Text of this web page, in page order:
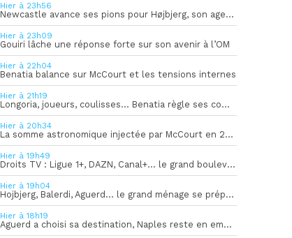
Hier à 23h56
Newcastle avance ses pions pour Højbjerg, son agent sort du silence
Hier à 23h09
Gouiri lâche une réponse forte sur son avenir à l’OM
Hier à 22h04
Benatia balance sur McCourt et les tensions internes
Hier à 21h19
Longoria, joueurs, coulisses… Benatia règle ses comptes !
Hier à 20h34
La somme astronomique injectée par McCourt en 2026 pour soutenir l’OM
Hier à 19h49
Droits TV : Ligue 1+, DAZN, Canal+… le grand bouleversement
Hier à 19h04
Hojbjerg, Balerdi, Aguerd… le grand ménage se prépare
Hier à 18h19
Aguerd a choisi sa destination, Naples reste en embuscade